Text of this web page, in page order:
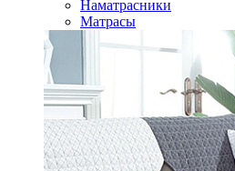
Наматрасники
Матрасы